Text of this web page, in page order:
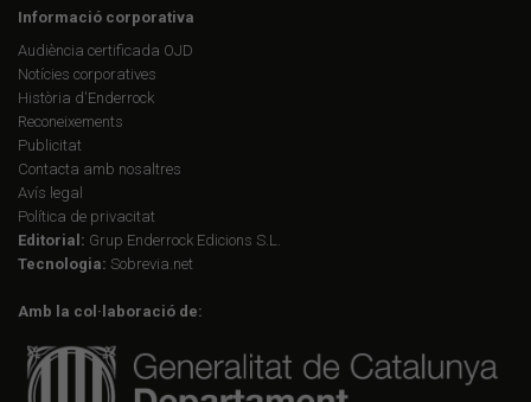
Informació corporativa
Audiència certificada OJD
Notícies corporatives
Història d'Enderrock
Reconeixements
Publicitat
Contacta amb nosaltres
Avís legal
Política de privacitat
Editorial: Grup Enderrock Edicions S.L.
Tecnologia: Sobrevia.net
Amb la col·laboració de: